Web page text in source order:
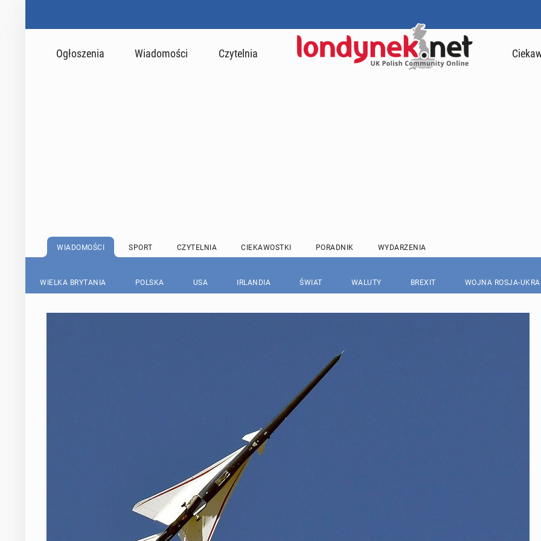
Ogłoszenia Wiadomości Czytelnia
WIADOMOŚCI SPORT CZYTELNIA CIEKAWOSTKI PORADNIK WYDARZENIA
WIELKA BRYTANIA POLSKA USA IRLANDIA ŚWIAT WALUTY BREXIT WOJNA ROSJA-